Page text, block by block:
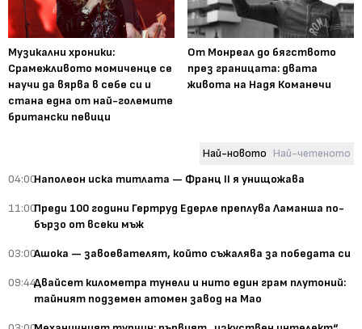
Музикални хроники:
Срамежливото момиченце се
научи да вярва в себе си и
стана една от най-големите
британски певици
От Монреал до бягството
през границата: двата
живота на Надя Команечи
Най-новото Най-четеното
04:00Наполеон иска титлата — Франц II я унищожава
11:00Преди 100 години Гертруд Едерле преплува Ламанша по-
бързо от всеки мъж
03:00Ашока — завоевателят, който съжалява за победата си
09:44Двайсет километра тунели и нито един грам плутоний:
тайният подземен атомен завод на Мао